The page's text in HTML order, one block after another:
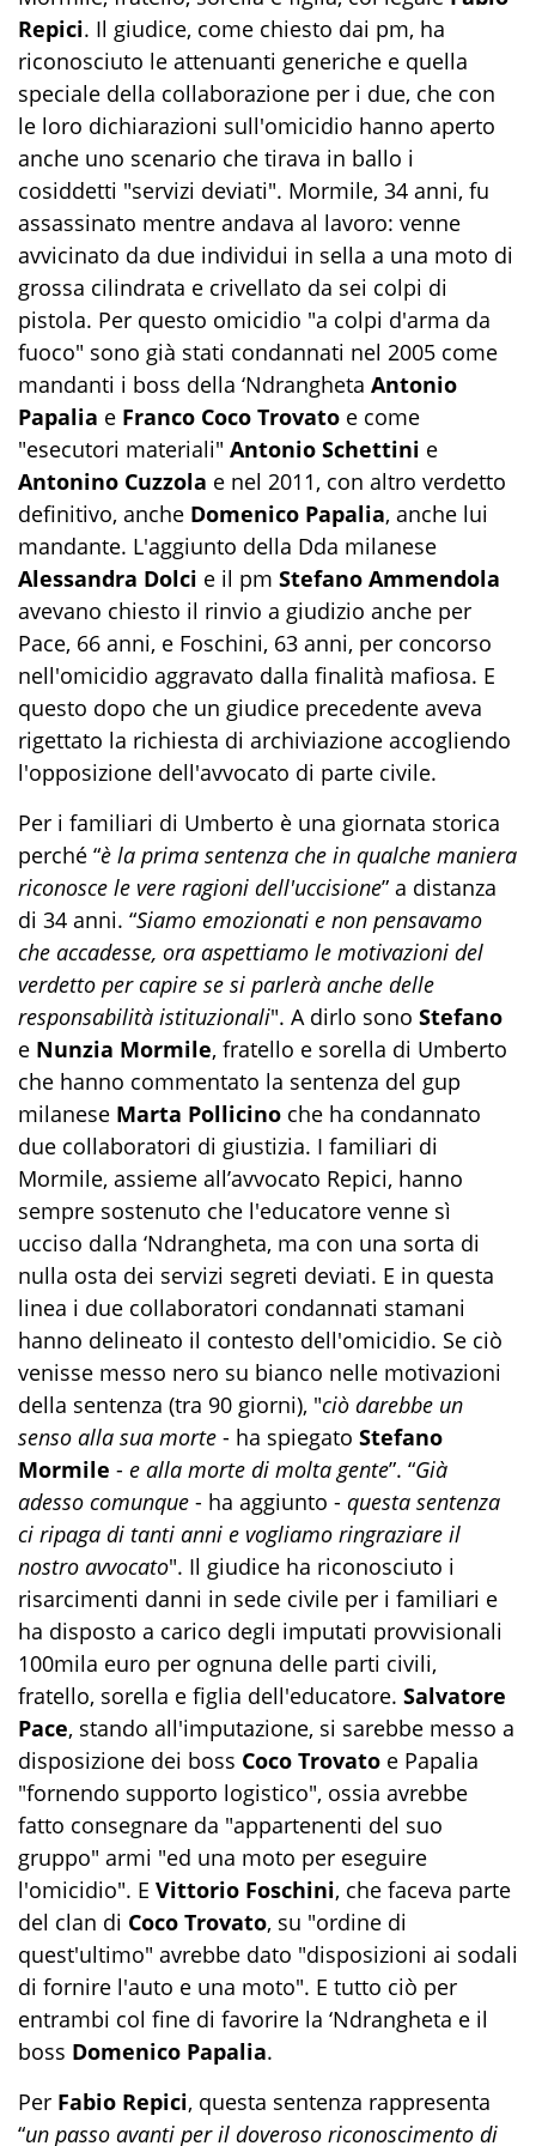
Repici. Il giudice, come chiesto dai pm, ha
riconosciuto le attenuanti generiche e quella
speciale della collaborazione per i due, che con
le loro dichiarazioni sull'omicidio hanno aperto
anche uno scenario che tirava in ballo i
cosiddetti "servizi deviati". Mormile, 34 anni, fu
assassinato mentre andava al lavoro: venne
avvicinato da due individui in sella a una moto di
grossa cilindrata e crivellato da sei colpi di
pistola. Per questo omicidio "a colpi d'arma da
fuoco" sono già stati condannati nel 2005 come
mandanti i boss della ‘Ndrangheta Antonio
Papalia e Franco Coco Trovato e come
"esecutori materiali" Antonio Schettini e
Antonino Cuzzola e nel 2011, con altro verdetto
definitivo, anche Domenico Papalia, anche lui
mandante. L'aggiunto della Dda milanese
Alessandra Dolci e il pm Stefano Ammendola
avevano chiesto il rinvio a giudizio anche per
Pace, 66 anni, e Foschini, 63 anni, per concorso
nell'omicidio aggravato dalla finalità mafiosa. E
questo dopo che un giudice precedente aveva
rigettato la richiesta di archiviazione accogliendo
l'opposizione dell'avvocato di parte civile.
Per i familiari di Umberto è una giornata storica
perché “è la prima sentenza che in qualche maniera
riconosce le vere ragioni dell'uccisione” a distanza
di 34 anni. “Siamo emozionati e non pensavamo
che accadesse, ora aspettiamo le motivazioni del
verdetto per capire se si parlerà anche delle
responsabilità istituzionali". A dirlo sono Stefano
e Nunzia Mormile, fratello e sorella di Umberto
che hanno commentato la sentenza del gup
milanese Marta Pollicino che ha condannato
due collaboratori di giustizia. I familiari di
Mormile, assieme all’avvocato Repici, hanno
sempre sostenuto che l'educatore venne sì
ucciso dalla ‘Ndrangheta, ma con una sorta di
nulla osta dei servizi segreti deviati. E in questa
linea i due collaboratori condannati stamani
hanno delineato il contesto dell'omicidio. Se ciò
venisse messo nero su bianco nelle motivazioni
della sentenza (tra 90 giorni), "ciò darebbe un
senso alla sua morte - ha spiegato Stefano
Mormile - e alla morte di molta gente”. “Già
adesso comunque - ha aggiunto - questa sentenza
ci ripaga di tanti anni e vogliamo ringraziare il
nostro avvocato". Il giudice ha riconosciuto i
risarcimenti danni in sede civile per i familiari e
ha disposto a carico degli imputati provvisionali
100mila euro per ognuna delle parti civili,
fratello, sorella e figlia dell'educatore. Salvatore
Pace, stando all'imputazione, si sarebbe messo a
disposizione dei boss Coco Trovato e Papalia
"fornendo supporto logistico", ossia avrebbe
fatto consegnare da "appartenenti del suo
gruppo" armi "ed una moto per eseguire
l'omicidio". E Vittorio Foschini, che faceva parte
del clan di Coco Trovato, su "ordine di
quest'ultimo" avrebbe dato "disposizioni ai sodali
di fornire l'auto e una moto". E tutto ciò per
entrambi col fine di favorire la ‘Ndrangheta e il
boss Domenico Papalia.
Per Fabio Repici, questa sentenza rappresenta
“un passo avanti per il doveroso riconoscimento di